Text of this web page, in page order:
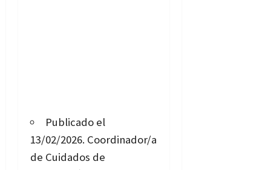
Publicado el
13/02/2026. Coordinador/a
de Cuidados de